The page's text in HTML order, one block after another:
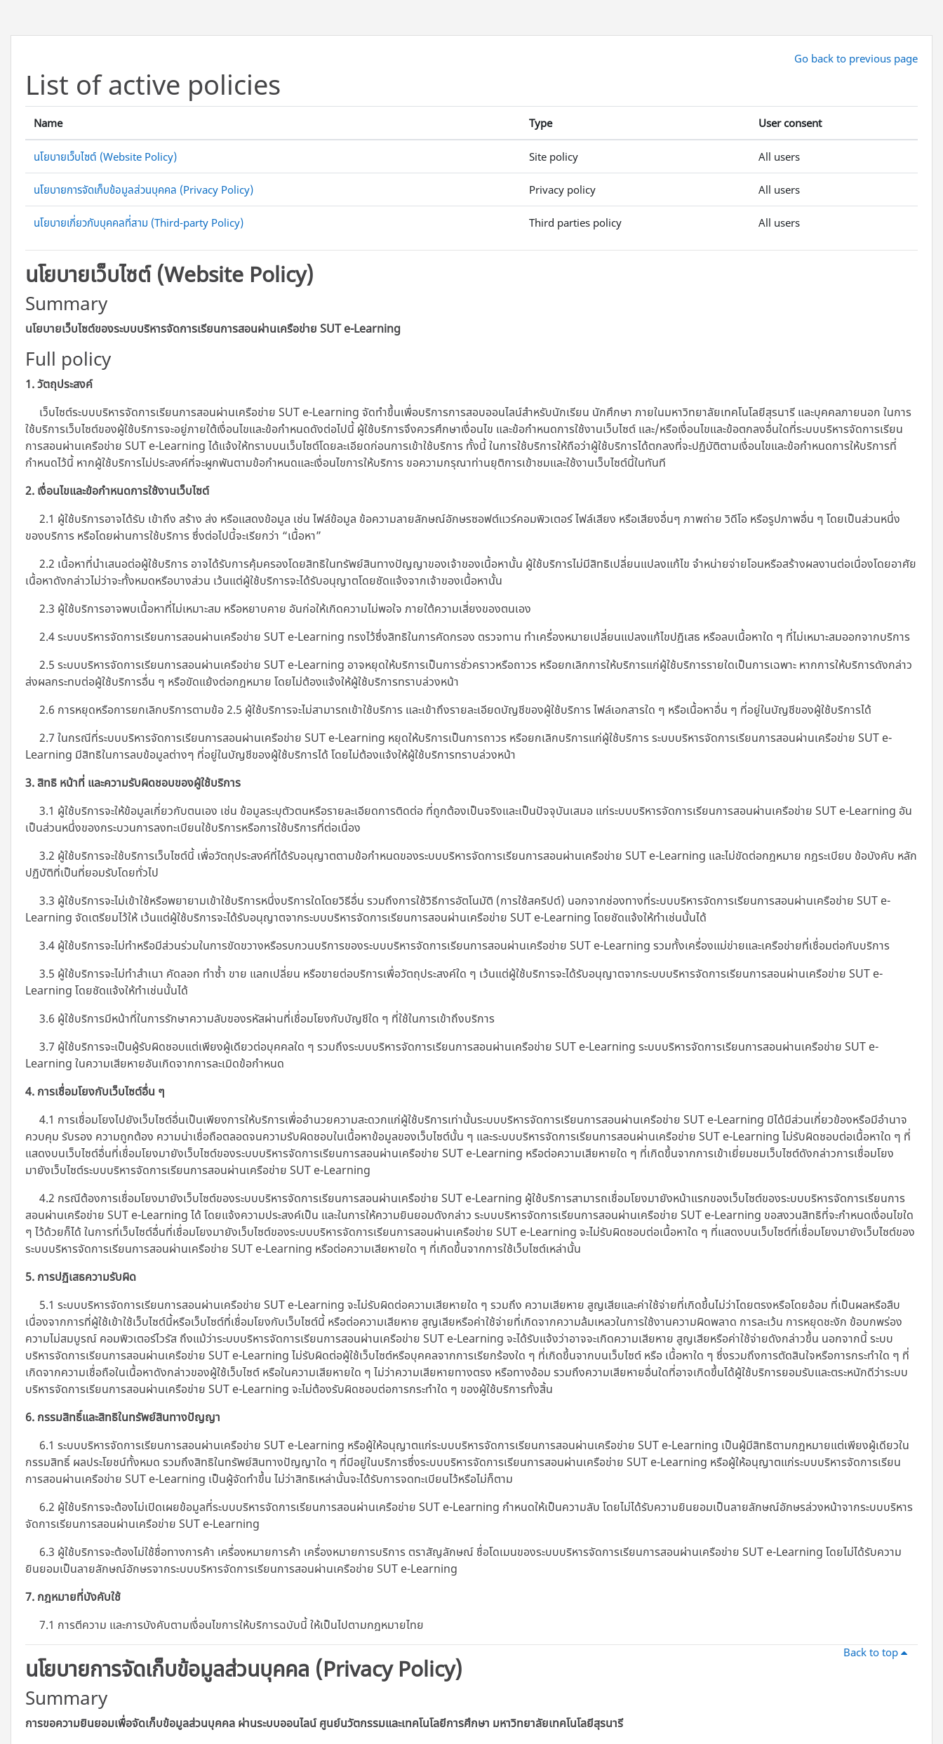
Go back to previous page
List of active policies
Name Type User consent
นโยบายเว็บไซต์ (Website Policy) Site policy All users
นโยบายการจัดเก็บข้อมูลส่วนบุคคล (Privacy Policy) Privacy policy All users
นโยบายเกี่ยวกับบุคคลที่สาม (Third-party Policy) Third parties policy All users
นโยบายเว็บไซต์ (Website Policy)
Summary
นโยบายเว็บไซต์ของระบบบริหารจัดการเรียนการสอนผ่านเครือข่าย SUT e-Learning
Full policy
1. วัตถุประสงค์
เว็บไซต์ระบบบริหารจัดการเรียนการสอนผ่านเครือข่าย SUT e-Learning จัดทำขึ้นเพื่อบริการการสอบออนไลน์สำหรับนักเรียน นักศึกษา ภายในมหาวิทยาลัยเทคโนโลยีสุรนารี และบุคคลภายนอก ในการ
ใช้บริการเว็บไซต์ของผู้ใช้บริการจะอยู่ภายใต้เงื่อนไขและข้อกำหนดดังต่อไปนี้ ผู้ใช้บริการจึงควรศึกษาเงื่อนไข และข้อกำหนดการใช้งานเว็บไซต์ และ/หรือเงื่อนไขและข้อตกลงอื่นใดที่ระบบบริหารจัดการเรียน
การสอนผ่านเครือข่าย SUT e-Learning ได้แจ้งให้ทราบบนเว็บไซต์โดยละเอียดก่อนการเข้าใช้บริการ ทั้งนี้ ในการใช้บริการให้ถือว่าผู้ใช้บริการได้ตกลงที่จะปฏิบัติตามเงื่อนไขและข้อกำหนดการให้บริการที่
กำหนดไว้นี้ หากผู้ใช้บริการไม่ประสงค์ที่จะผูกพันตามข้อกำหนดและเงื่อนไขการให้บริการ ขอความกรุณาท่านยุติการเข้าชมและใช้งานเว็บไซต์นี้ในทันที
2. เงื่อนไขและข้อกำหนดการใช้งานเว็บไซต์
2.1 ผู้ใช้บริการอาจได้รับ เข้าถึง สร้าง ส่ง หรือแสดงข้อมูล เช่น ไฟล์ข้อมูล ข้อความลายลักษณ์อักษรซอฟต์แวร์คอมพิวเตอร์ ไฟล์เสียง หรือเสียงอื่นๆ ภาพถ่าย วิดีโอ หรือรูปภาพอื่น ๆ โดยเป็นส่วนหนึ่ง
ของบริการ หรือโดยผ่านการใช้บริการ ซึ่งต่อไปนี้จะเรียกว่า “เนื้อหา”
2.2 เนื้อหาที่นำเสนอต่อผู้ใช้บริการ อาจได้รับการคุ้มครองโดยสิทธิในทรัพย์สินทางปัญญาของเจ้าของเนื้อหานั้น ผู้ใช้บริการไม่มีสิทธิเปลี่ยนแปลงแก้ไข จำหน่ายจ่ายโอนหรือสร้างผลงานต่อเนื่องโดยอาศัย
เนื้อหาดังกล่าวไม่ว่าจะทั้งหมดหรือบางส่วน เว้นแต่ผู้ใช้บริการจะได้รับอนุญาตโดยชัดแจ้งจากเจ้าของเนื้อหานั้น
2.3 ผู้ใช้บริการอาจพบเนื้อหาที่ไม่เหมาะสม หรือหยาบคาย อันก่อให้เกิดความไม่พอใจ ภายใต้ความเสี่ยงของตนเอง
2.4 ระบบบริหารจัดการเรียนการสอนผ่านเครือข่าย SUT e-Learning ทรงไว้ซึ่งสิทธิในการคัดกรอง ตรวจทาน ทำเครื่องหมายเปลี่ยนแปลงแก้ไขปฏิเสธ หรือลบเนื้อหาใด ๆ ที่ไม่เหมาะสมออกจากบริการ
2.5 ระบบบริหารจัดการเรียนการสอนผ่านเครือข่าย SUT e-Learning อาจหยุดให้บริการเป็นการชั่วคราวหรือถาวร หรือยกเลิกการให้บริการแก่ผู้ใช้บริการรายใดเป็นการเฉพาะ หากการให้บริการดังกล่าว
ส่งผลกระทบต่อผู้ใช้บริการอื่น ๆ หรือขัดแย้งต่อกฎหมาย โดยไม่ต้องแจ้งให้ผู้ใช้บริการทราบล่วงหน้า
2.6 การหยุดหรือการยกเลิกบริการตามข้อ 2.5 ผู้ใช้บริการจะไม่สามารถเข้าใช้บริการ และเข้าถึงรายละเอียดบัญชีของผู้ใช้บริการ ไฟล์เอกสารใด ๆ หรือเนื้อหาอื่น ๆ ที่อยู่ในบัญชีของผู้ใช้บริการได้
2.7 ในกรณีที่ระบบบริหารจัดการเรียนการสอนผ่านเครือข่าย SUT e-Learning หยุดให้บริการเป็นการถาวร หรือยกเลิกบริการแก่ผู้ใช้บริการ ระบบบริหารจัดการเรียนการสอนผ่านเครือข่าย SUT e-
Learning มีสิทธิในการลบข้อมูลต่างๆ ที่อยู่ในบัญชีของผู้ใช้บริการได้ โดยไม่ต้องแจ้งให้ผู้ใช้บริการทราบล่วงหน้า
3. สิทธิ หน้าที่ และความรับผิดชอบของผู้ใช้บริการ
3.1 ผู้ใช้บริการจะให้ข้อมูลเกี่ยวกับตนเอง เช่น ข้อมูลระบุตัวตนหรือรายละเอียดการติดต่อ ที่ถูกต้องเป็นจริงและเป็นปัจจุบันเสมอ แก่ระบบบริหารจัดการเรียนการสอนผ่านเครือข่าย SUT e-Learning อัน
เป็นส่วนหนึ่งของกระบวนการลงทะเบียนใช้บริการหรือการใช้บริการที่ต่อเนื่อง
3.2 ผู้ใช้บริการจะใช้บริการเว็บไซต์นี้ เพื่อวัตถุประสงค์ที่ได้รับอนุญาตตามข้อกำหนดของระบบบริหารจัดการเรียนการสอนผ่านเครือข่าย SUT e-Learning และไม่ขัดต่อกฎหมาย กฎระเบียบ ข้อบังคับ หลัก
ปฏิบัติที่เป็นที่ยอมรับโดยทั่วไป
3.3 ผู้ใช้บริการจะไม่เข้าใช้หรือพยายามเข้าใช้บริการหนึ่งบริการใดโดยวิธีอื่น รวมถึงการใช้วิธีการอัตโนมัติ (การใช้สคริปต์) นอกจากช่องทางที่ระบบบริหารจัดการเรียนการสอนผ่านเครือข่าย SUT e-
Learning จัดเตรียมไว้ให้ เว้นแต่ผู้ใช้บริการจะได้รับอนุญาตจากระบบบริหารจัดการเรียนการสอนผ่านเครือข่าย SUT e-Learning โดยชัดแจ้งให้ทำเช่นนั้นได้
3.4 ผู้ใช้บริการจะไม่ทำหรือมีส่วนร่วมในการขัดขวางหรือรบกวนบริการของระบบบริหารจัดการเรียนการสอนผ่านเครือข่าย SUT e-Learning รวมทั้งเครื่องแม่ข่ายและเครือข่ายที่เชื่อมต่อกับบริการ
3.5 ผู้ใช้บริการจะไม่ทำสำเนา คัดลอก ทำซ้ำ ขาย แลกเปลี่ยน หรือขายต่อบริการเพื่อวัตถุประสงค์ใด ๆ เว้นแต่ผู้ใช้บริการจะได้รับอนุญาตจากระบบบริหารจัดการเรียนการสอนผ่านเครือข่าย SUT e-
Learning โดยชัดแจ้งให้ทำเช่นนั้นได้
3.6 ผู้ใช้บริการมีหน้าที่ในการรักษาความลับของรหัสผ่านที่เชื่อมโยงกับบัญชีใด ๆ ที่ใช้ในการเข้าถึงบริการ
3.7 ผู้ใช้บริการจะเป็นผู้รับผิดชอบแต่เพียงผู้เดียวต่อบุคคลใด ๆ รวมถึงระบบบริหารจัดการเรียนการสอนผ่านเครือข่าย SUT e-Learning ระบบบริหารจัดการเรียนการสอนผ่านเครือข่าย SUT e-
Learning ในความเสียหายอันเกิดจากการละเมิดข้อกำหนด
4. การเชื่อมโยงกับเว็บไซต์อื่น ๆ
4.1 การเชื่อมโยงไปยังเว็บไซต์อื่นเป็นเพียงการให้บริการเพื่ออำนวยความสะดวกแก่ผู้ใช้บริการเท่านั้นระบบบริหารจัดการเรียนการสอนผ่านเครือข่าย SUT e-Learning มิได้มีส่วนเกี่ยวข้องหรือมีอำนาจ
ควบคุม รับรอง ความถูกต้อง ความน่าเชื่อถือตลอดจนความรับผิดชอบในเนื้อหาข้อมูลของเว็บไซต์นั้น ๆ และระบบบริหารจัดการเรียนการสอนผ่านเครือข่าย SUT e-Learning ไม่รับผิดชอบต่อเนื้อหาใด ๆ ที่
แสดงบนเว็บไซต์อื่นที่เชื่อมโยงมายังเว็บไซต์ของระบบบริหารจัดการเรียนการสอนผ่านเครือข่าย SUT e-Learning หรือต่อความเสียหายใด ๆ ที่เกิดขึ้นจากการเข้าเยี่ยมชมเว็บไซต์ดังกล่าวการเชื่อมโยง
มายังเว็บไซต์ระบบบริหารจัดการเรียนการสอนผ่านเครือข่าย SUT e-Learning
4.2 กรณีต้องการเชื่อมโยงมายังเว็บไซต์ของระบบบริหารจัดการเรียนการสอนผ่านเครือข่าย SUT e-Learning ผู้ใช้บริการสามารถเชื่อมโยงมายังหน้าแรกของเว็บไซต์ของระบบบริหารจัดการเรียนการ
สอนผ่านเครือข่าย SUT e-Learning ได้ โดยแจ้งความประสงค์เป็น และในการให้ความยินยอมดังกล่าว ระบบบริหารจัดการเรียนการสอนผ่านเครือข่าย SUT e-Learning ขอสงวนสิทธิที่จะกำหนดเงื่อนไขใด
ๆ ไว้ด้วยก็ได้ ในการที่เว็บไซต์อื่นที่เชื่อมโยงมายังเว็บไซต์ของระบบบริหารจัดการเรียนการสอนผ่านเครือข่าย SUT e-Learning จะไม่รับผิดชอบต่อเนื้อหาใด ๆ ที่แสดงบนเว็บไซต์ที่เชื่อมโยงมายังเว็บไซต์ของ
ระบบบริหารจัดการเรียนการสอนผ่านเครือข่าย SUT e-Learning หรือต่อความเสียหายใด ๆ ที่เกิดขึ้นจากการใช้เว็บไซต์เหล่านั้น
5. การปฏิเสธความรับผิด
5.1 ระบบบริหารจัดการเรียนการสอนผ่านเครือข่าย SUT e-Learning จะไม่รับผิดต่อความเสียหายใด ๆ รวมถึง ความเสียหาย สูญเสียและค่าใช้จ่ายที่เกิดขึ้นไม่ว่าโดยตรงหรือโดยอ้อม ที่เป็นผลหรือสืบ
เนื่องจากการที่ผู้ใช้เข้าใช้เว็บไซต์นี้หรือเว็บไซต์ที่เชื่อมโยงกับเว็บไซต์นี้ หรือต่อความเสียหาย สูญเสียหรือค่าใช้จ่ายที่เกิดจากความล้มเหลวในการใช้งานความผิดพลาด การละเว้น การหยุดชะงัก ข้อบกพร่อง
ความไม่สมบูรณ์ คอมพิวเตอร์ไวรัส ถึงแม้ว่าระบบบริหารจัดการเรียนการสอนผ่านเครือข่าย SUT e-Learning จะได้รับแจ้งว่าอาจจะเกิดความเสียหาย สูญเสียหรือค่าใช้จ่ายดังกล่าวขึ้น นอกจากนี้ระบบ
บริหารจัดการเรียนการสอนผ่านเครือข่าย SUT e-Learning ไม่รับผิดต่อผู้ใช้เว็บไซต์หรือบุคคลจากการเรียกร้องใด ๆ ที่เกิดขึ้นจากบนเว็บไซต์ หรือ เนื้อหาใด ๆ ซึ่งรวมถึงการตัดสินใจหรือการกระทำใด ๆ ที่
เกิดจากความเชื่อถือในเนื้อหาดังกล่าวของผู้ใช้เว็บไซต์ หรือในความเสียหายใด ๆ ไม่ว่าความเสียหายทางตรง หรือทางอ้อม รวมถึงความเสียหายอื่นใดที่อาจเกิดขึ้นได้ผู้ใช้บริการยอมรับและตระหนักดีว่าระบบ
บริหารจัดการเรียนการสอนผ่านเครือข่าย SUT e-Learning จะไม่ต้องรับผิดชอบต่อการกระทำใด ๆ ของผู้ใช้บริการทั้งสิ้น
6. กรรมสิทธิ์และสิทธิในทรัพย์สินทางปัญญา
6.1 ระบบบริหารจัดการเรียนการสอนผ่านเครือข่าย SUT e-Learning หรือผู้ให้อนุญาตแก่ระบบบริหารจัดการเรียนการสอนผ่านเครือข่าย SUT e-Learning เป็นผู้มีสิทธิตามกฎหมายแต่เพียงผู้เดียวใน
กรรมสิทธิ์ ผลประโยชน์ทั้งหมด รวมถึงสิทธิในทรัพย์สินทางปัญญาใด ๆ ที่มีอยู่ในบริการซึ่งระบบบริหารจัดการเรียนการสอนผ่านเครือข่าย SUT e-Learning หรือผู้ให้อนุญาตแก่ระบบบริหารจัดการเรียน
การสอนผ่านเครือข่าย SUT e-Learning เป็นผู้จัดทำขึ้น ไม่ว่าสิทธิเหล่านั้นจะได้รับการจดทะเบียนไว้หรือไม่ก็ตาม
6.2 ผู้ใช้บริการจะต้องไม่เปิดเผยข้อมูลที่ระบบบริหารจัดการเรียนการสอนผ่านเครือข่าย SUT e-Learning กำหนดให้เป็นความลับ โดยไม่ได้รับความยินยอมเป็นลายลักษณ์อักษรล่วงหน้าจากระบบบริหาร
จัดการเรียนการสอนผ่านเครือข่าย SUT e-Learning
6.3 ผู้ใช้บริการจะต้องไม่ใช้ชื่อทางการค้า เครื่องหมายการค้า เครื่องหมายการบริการ ตราสัญลักษณ์ ชื่อโดเมนของระบบบริหารจัดการเรียนการสอนผ่านเครือข่าย SUT e-Learning โดยไม่ได้รับความ
ยินยอมเป็นลายลักษณ์อักษรจากระบบบริหารจัดการเรียนการสอนผ่านเครือข่าย SUT e-Learning
7. กฎหมายที่บังคับใช้
7.1 การตีความ และการบังคับตามเงื่อนไขการให้บริการฉบับนี้ ให้เป็นไปตามกฎหมายไทย
Back to top
นโยบายการจัดเก็บข้อมูลส่วนบุคคล (Privacy Policy)
Summary
การขอความยินยอมเพื่อจัดเก็บข้อมูลส่วนบุคคล ผ่านระบบออนไลน์ศูนย์นวัตกรรมและเทคโนโลยีการศึกษา มหาวิทยาลัยเทคโนโลยีสุรนารี